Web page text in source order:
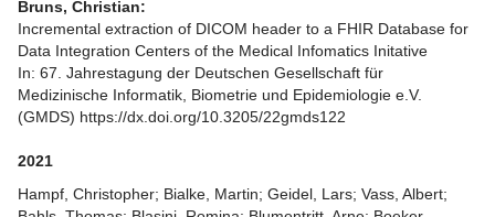
Bruns, Christian:
Incremental extraction of DICOM header to a FHIR Database for
Data Integration Centers of the Medical Infomatics Initative
In: 67. Jahrestagung der Deutschen Gesellschaft für
Medizinische Informatik, Biometrie und Epidemiologie e.V.
(GMDS) https://dx.doi.org/10.3205/22gmds122
2021
Hampf, Christopher; Bialke, Martin; Geidel, Lars; Vass, Albert;